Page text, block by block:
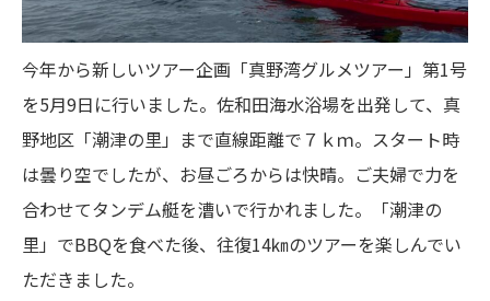
今年から新しいツアー企画「真野湾グルメツアー」第1号
を5月9日に行いました。佐和田海水浴場を出発して、真
野地区「潮津の里」まで直線距離で７ｋｍ。スタート時
は曇り空でしたが、お昼ごろからは快晴。ご夫婦で力を
合わせてタンデム艇を漕いで行かれました。「潮津の
里」でBBQを食べた後、往復14㎞のツアーを楽しんでい
ただきました。